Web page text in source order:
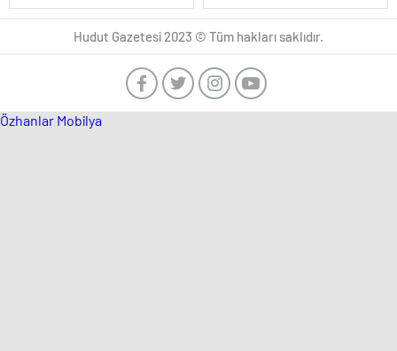
Hudut Gazetesi 2023 © Tüm hakları saklıdır.
Özhanlar Mobilya